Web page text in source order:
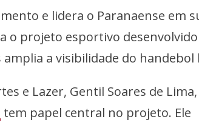
e lidera o Paranaense em
o projeto esportivo
a visibilidade do handebol
e Lazer, Gentil Soares de Lima,
tem papel central no projeto. Ele